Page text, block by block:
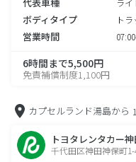
ラ
ボディタイプ ト
営業時間
6時間まで5,500円
免責補償制度1,100円
カプセルランド湯島から
トヨタレンタカー
千代田区神田神保町